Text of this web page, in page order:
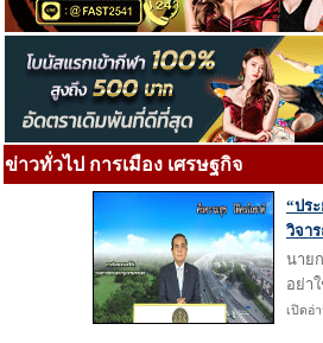
ข่าวทั่วไป การเมือง เศรษฐกิจ
“ปร
วิจา
นาย
อย่า
เปิดอ่